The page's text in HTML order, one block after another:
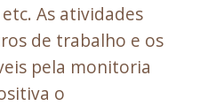
As atividades
de trabalho e os
pela monitoria
o